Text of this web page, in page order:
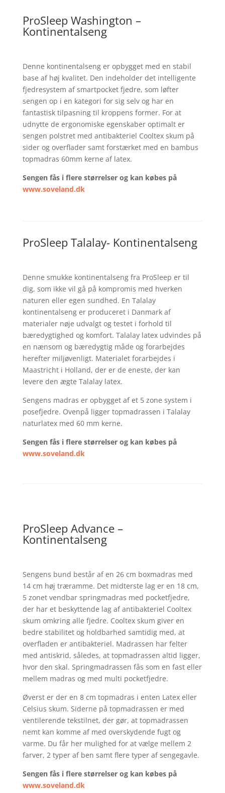
ProSleep Washington –
Kontinentalseng
Denne kontinentalseng er opbygget med en stabil
base af høj kvalitet. Den indeholder det intelligente
fjedresystem af smartpocket fjedre, som løfter
sengen op i en kategori for sig selv og har en
fantastisk tilpasning til kroppens former. For at
udnytte de ergonomiske egenskaber optimalt er
sengen polstret med antibakteriel Cooltex skum på
sider og overflader samt forstærket med en bambus
topmadras 60mm kerne af latex.
Sengen fås i flere størrelser og kan købes på
www.soveland.dk
ProSleep Talalay- Kontinentalseng
Denne smukke kontinentalseng fra ProSleep er til
dig, som ikke vil gå på kompromis med hverken
naturen eller egen sundhed. En Talalay
kontinentalseng er produceret i Danmark af
materialer nøje udvalgt og testet i forhold til
bæredygtighed og komfort. Talalay latex udvindes på
en nænsom og bæredygtig måde og forarbejdes
herefter miljøvenligt. Materialet forarbejdes i
Maastricht i Holland, der er de eneste, der kan
levere den ægte Talalay latex.
Sengens madras er opbygget af et 5 zone system i
posefjedre. Ovenpå ligger topmadrassen i Talalay
naturlatex med 60 mm kerne.
Sengen fås i flere størrelser og kan købes på
www.soveland.dk
ProSleep Advance –
Kontinentalseng
Sengens bund består af en 26 cm boxmadras med
14 cm høj træramme. Det midterste lag er en 18 cm,
5 zonet vendbar springmadras med pocketfjedre,
der har et beskyttende lag af antibakteriel Cooltex
skum omkring alle fjedre. Cooltex skum giver en
bedre stabilitet og holdbarhed samtidig med, at
overfladen er antibakteriel. Madrassen har felter
med antiskrid, således, at topmadrassen altid ligger,
hvor den skal. Springmadrassen fås som en fast eller
mellem madras og med multi pocketfjedre.
Øverst er der en 8 cm topmadras i enten Latex eller
Celsius skum. Siderne på topmadrassen er med
ventilerende tekstilnet, der gør, at topmadrassen
nemt kan komme af med overskydende fugt og
varme. Du får her mulighed for at vælge mellem 2
farver, 2 typer af ben samt flere typer af sengegavle.
Sengen fås i flere størrelser og kan købes på
www.soveland.dk